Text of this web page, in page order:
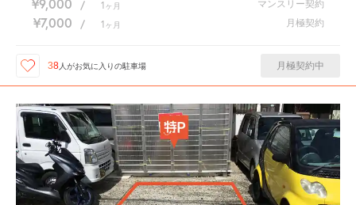
¥9,000 / 1 ヶ月 マンスリー契約
¥7,000 / 1 ヶ月 月極契約
38 人がお気に入りの駐車場 月極契約中